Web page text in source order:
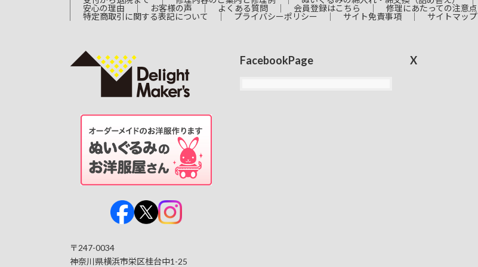
安心の理由
お客様の声 よくある質問 会員登録はこちら 修理にあたっての注意点
特定商取引に関する表記について
プライバシーポリシー サイト免責事項 サイトマップ
〒247-0034
神奈川県横浜市栄区桂台中1-25
FacebookPage X